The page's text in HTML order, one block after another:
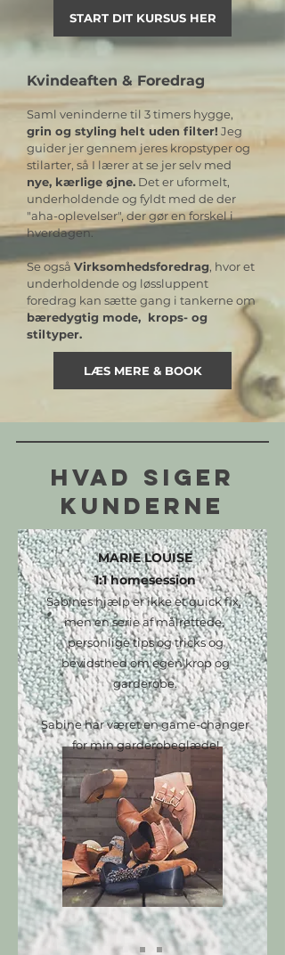
START DIT KURSUS HER
Kvindeaften & Foredrag
Saml veninderne til 3 timers hygge,
grin og styling helt uden filter! Jeg
guider jer gennem jeres kropstyper og
stilarter, så I lærer at se jer selv med
nye, kærlige øjne. Det er uformelt,
underholdende og fyldt med de der
"aha-oplevelser", der gør en forskel i
hverdagen.
Se også Virksomhedsforedrag, hvor et
underholdende og løssluppent
foredrag kan sætte gang i tankerne om
bæredygtig mode, krops- og
stiltyper.
LÆS MERE & BOOK
Hvad siger
kunderne
MARIE LOUISE
1:1 homesession
Sabines hjælp er ikke et quick fix,
men en serie af målrettede,
personlige tips og tricks og
bevidsthed om egen krop og
garderobe.
Sabine har været en game-changer
for min garderobeglæde!